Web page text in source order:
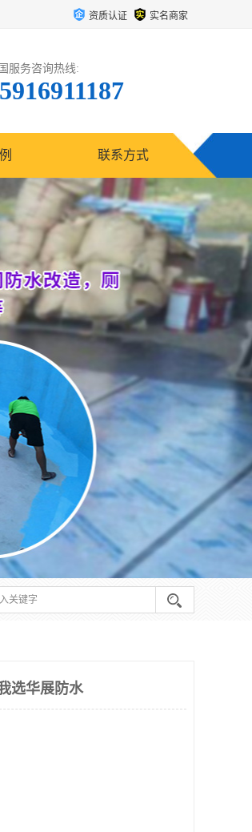
资质认证 实名商家
服务咨询热线:
联系方式
选华展防水